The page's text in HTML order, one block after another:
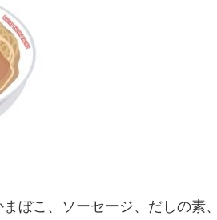
ぼこ、ソーセージ、だしの素